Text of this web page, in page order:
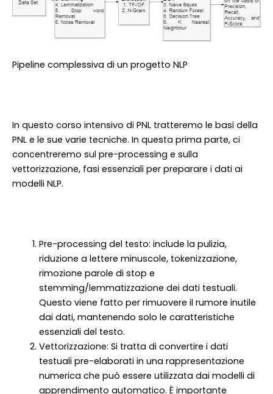
Pipeline complessiva di un progetto NLP
In questo corso intensivo di PNL tratteremo le basi della
PNL e le sue varie tecniche. In questa prima parte, ci
concentreremo sul pre-processing e sulla
vettorizzazione, fasi essenziali per preparare i dati ai
modelli NLP.
Pre-processing del testo: include la pulizia,
riduzione a lettere minuscole, tokenizzazione,
rimozione parole di stop e
stemming/lemmatizzazione dei dati testuali.
Questo viene fatto per rimuovere il rumore inutile
dai dati, mantenendo solo le caratteristiche
essenziali del testo.
Vettorizzazione: Si tratta di convertire i dati
testuali pre-elaborati in una rappresentazione
numerica che può essere utilizzata dai modelli di
apprendimento automatico. È importante